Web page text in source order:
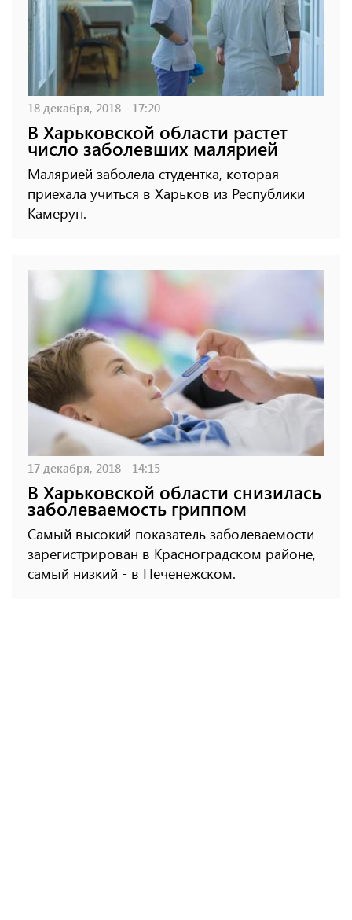
18 декабря, 2018 - 17:20
В Харьковской области растет
число заболевших малярией
Малярией заболела студентка, которая
приехала учиться в Харьков из Республики
Камерун.
17 декабря, 2018 - 14:15
В Харьковской области снизилась
заболеваемость гриппом
Самый высокий показатель заболеваемости
зарегистрирован в Красноградском районе,
самый низкий - в Печенежском.